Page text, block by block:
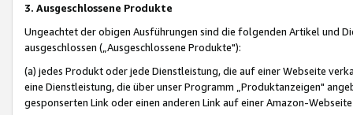
3. Ausgeschlossene Produkte
Ungeachtet der obigen Ausführungen sind die folgenden Artikel und
ausgeschlossen („Ausgeschlossene Produkte"):
(a) jedes Produkt oder jede Dienstleistung, die auf einer Webseite
eine Dienstleistung, die über unser Programm „Produktanzeigen"
gesponserten Link oder einen anderen Link auf einer Amazon-